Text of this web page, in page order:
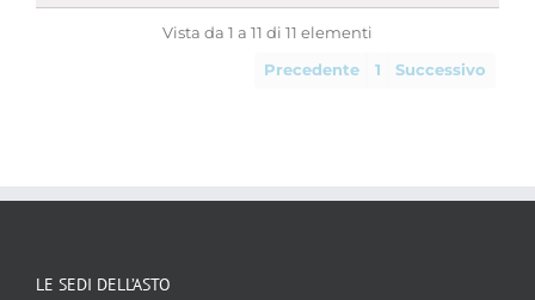
Vista da 1 a 11 di 11 elementi
Precedente 1 Successivo
LE SEDI DELL’ASTO